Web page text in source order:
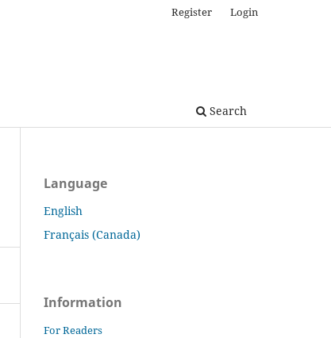
Search
Register Login
Language
English
Français (Canada)
Information
For Readers